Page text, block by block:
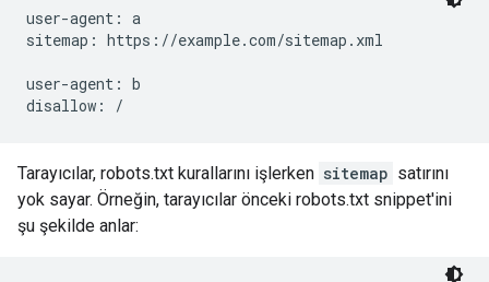
user-agent: a
sitemap: https://example.com/sitemap.xml
user-agent: b
disallow: /
Tarayıcılar, robots.txt kurallarını işlerken sitemap satırını
yok sayar. Örneğin, tarayıcılar önceki robots.txt snippet'ini
şu şekilde anlar: